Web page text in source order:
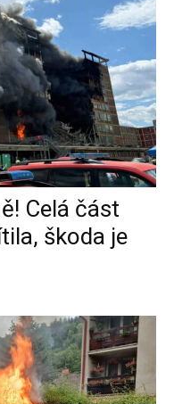
Celá část
škoda je